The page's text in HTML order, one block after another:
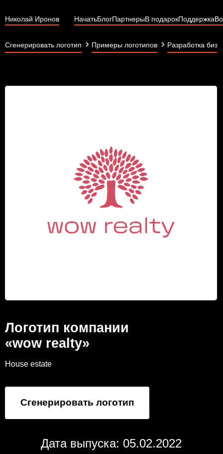
Николай Иронов НачатьБлогПартнерыВ подарокПоддержка
Сгенерировать логотип Примеры логотипов Разработка
Логотип компании
«wow realty»
House estate
Сгенерировать логотип
Дата выпуска: 05.02.2022